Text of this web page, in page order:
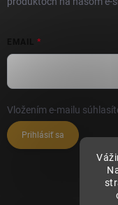
Vložením e-mailu
Prihlásiť sa